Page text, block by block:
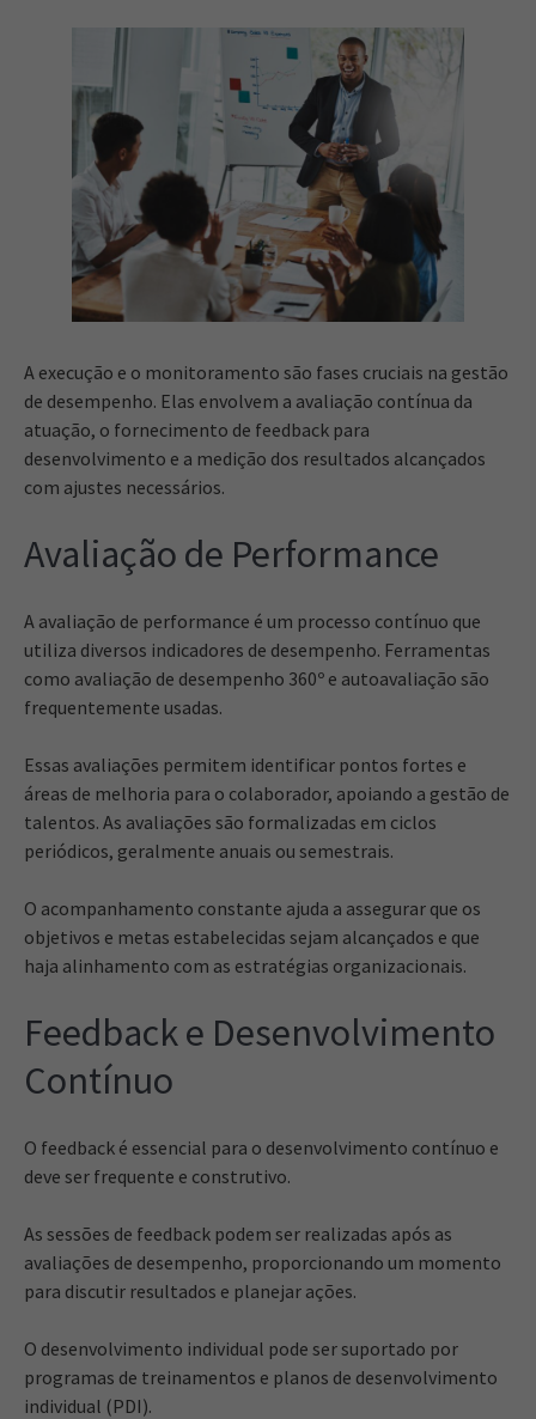
A execução e o monitoramento são fases cruciais na gestão
de desempenho. Elas envolvem a avaliação contínua da
atuação, o fornecimento de feedback para
desenvolvimento e a medição dos resultados alcançados
com ajustes necessários.
Avaliação de Performance
A avaliação de performance é um processo contínuo que
utiliza diversos indicadores de desempenho. Ferramentas
como avaliação de desempenho 360º e autoavaliação são
frequentemente usadas.
Essas avaliações permitem identificar pontos fortes e
áreas de melhoria para o colaborador, apoiando a gestão de
talentos. As avaliações são formalizadas em ciclos
periódicos, geralmente anuais ou semestrais.
O acompanhamento constante ajuda a assegurar que os
objetivos e metas estabelecidas sejam alcançados e que
haja alinhamento com as estratégias organizacionais.
Feedback e Desenvolvimento
Contínuo
O feedback é essencial para o desenvolvimento contínuo e
deve ser frequente e construtivo.
As sessões de feedback podem ser realizadas após as
avaliações de desempenho, proporcionando um momento
para discutir resultados e planejar ações.
O desenvolvimento individual pode ser suportado por
programas de treinamentos e planos de desenvolvimento
individual (PDI).